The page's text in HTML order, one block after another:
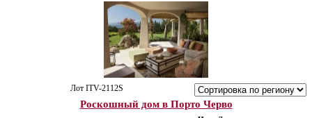
Лот ITV-2112S
Роскошный дом в Порто Черво